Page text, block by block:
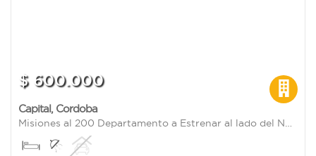
$ 600.000
Capital, Cordoba
Misiones al 200 Departamento a Estrenar al lado del Nuevocentro Shopping